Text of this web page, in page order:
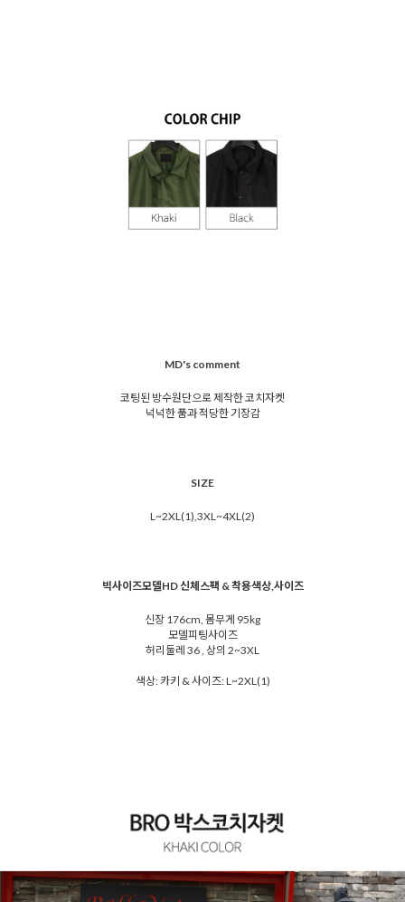
MD's comment
코팅된 방수원단으로 제작한 코치자켓
넉넉한 품과 적당한 기장감
SIZE
L~2XL(1),3XL~4XL(2)
빅사이즈모델HD 신체스팩 & 착용색상,사이즈
신장 176cm, 몸무게 95kg
모델피팅사이즈
허리둘레 36 , 상의 2~3XL
색상: 카키 & 사이즈: L~2XL(1)